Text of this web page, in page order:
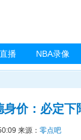
播 NBA录像
价：必定下
来源： 零点吧